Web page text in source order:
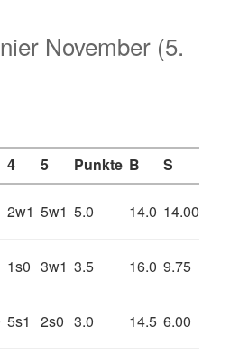
November (5.
4 5 Punkte B S
2w1 5w1 5.0 14.0 14.00
1s0 3w1 3.5 16.0 9.75
5s1 2s0 3.0 14.5 6.00